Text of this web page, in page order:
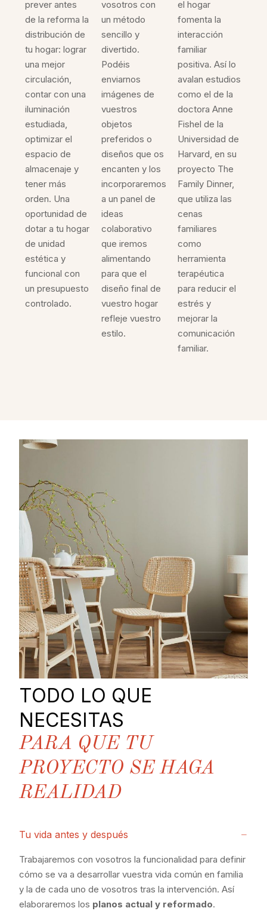
prever antes
de la reforma la
distribución de
tu hogar: lograr
una mejor
circulación,
contar con una
iluminación
estudiada,
optimizar el
espacio de
almacenaje y
tener más
orden. Una
oportunidad de
dotar a tu hogar
de unidad
estética y
funcional con
un presupuesto
controlado.
vosotros con
un método
sencillo y
divertido.
Podéis
enviarnos
imágenes de
vuestros
objetos
preferidos o
diseños que os
encanten y los
incorporaremos
a un panel de
ideas
colaborativo
que iremos
alimentando
para que el
diseño final de
vuestro hogar
refleje vuestro
estilo.
el hogar
fomenta la
interacción
familiar
positiva. Así lo
avalan estudios
como el de la
doctora Anne
Fishel de la
Universidad de
Harvard, en su
proyecto The
Family Dinner,
que utiliza las
cenas
familiares
como
herramienta
terapéutica
para reducir el
estrés y
mejorar la
comunicación
familiar.
TODO LO QUE
NECESITAS
PARA QUE TU
PROYECTO SE HAGA
REALIDAD
Tu vida antes y después
Trabajaremos con vosotros la funcionalidad para definir
cómo se va a desarrollar vuestra vida común en familia
y la de cada uno de vosotros tras la intervención. Así
elaboraremos los planos actual y reformado.